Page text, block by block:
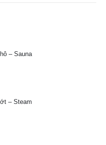
– Sauna
– Steam